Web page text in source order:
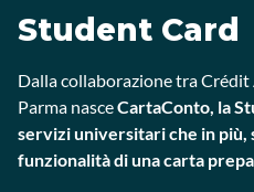
Student Card
Dalla collaborazione tra Crédit
Parma nasceCartaConto, la
servizi universitari che in più,
funzionalità di una carta